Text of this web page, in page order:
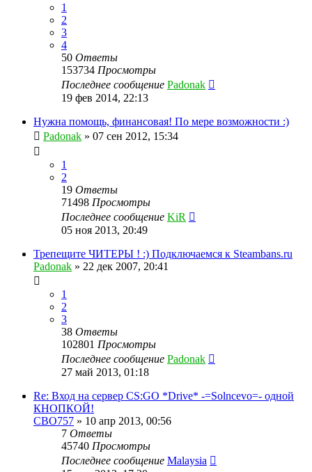
1
2
3
4
50 Ответы
153734 Просмотры
Последнее сообщение Padonak
19 фев 2014, 22:13
Нужна помощь, финансовая! По мере возможности :)
Padonak » 07 сен 2012, 15:34
1
2
19 Ответы
71498 Просмотры
Последнее сообщение KiR
05 ноя 2013, 20:49
Трепещите ЧИТЕРЫ ! :) Подключаемся к Steambans.ru
Padonak » 22 дек 2007, 20:41
1
2
3
38 Ответы
102801 Просмотры
Последнее сообщение Padonak
27 май 2013, 01:18
Re: Вход на сервер CS:GO *Drive* -=Solncevo=- одной
КНОПКОЙ!
CBO757 » 10 апр 2013, 00:56
7 Ответы
45740 Просмотры
Последнее сообщение Malaysia